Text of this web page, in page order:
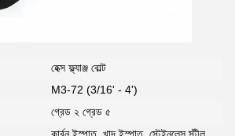
হেক্স ফ্ল্যাঞ্জ বোল্ট
M3-72 (3/16' - 4')
গ্রেড ২ গ্রেড ৫